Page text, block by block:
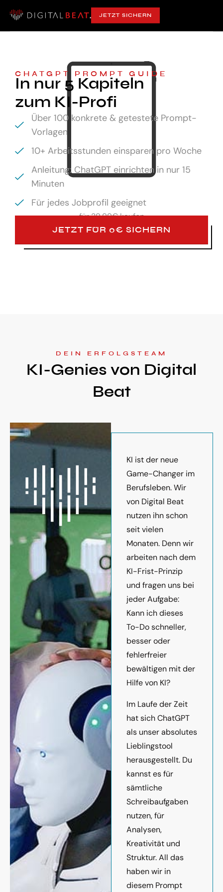
JETZT SICHERN
CHATGPT PROMPT GUIDE
In nur 5 Kapiteln
zum KI-Profi
Über 100 konkrete & getestete Prompt-
Vorlagen
10+ Arbeitsstunden einsparen pro Woche
Anleitung: ChatGPT einrichten in nur 15
Minuten
Für jedes Jobprofil geeignet
für29,99€ kaufen
JETZT FÜR 0€ SICHERN
DEIN ERFOLGSTEAM
KI-Genies von Digital
Beat
KI ist der neue
Game-Changer im
Berufsleben. Wir
von Digital Beat
nutzen ihn schon
seit vielen
Monaten. Denn wir
arbeiten nach dem
KI-Frist-Prinzip
und fragen uns bei
jeder Aufgabe:
Kann ich dieses
To-Do schneller,
besser oder
fehlerfreier
bewältigen mit der
Hilfe von KI?
Im Laufe der Zeit
hat sich ChatGPT
als unser absolutes
Lieblingstool
herausgestellt. Du
kannst es für
sämtliche
Schreibaufgaben
nutzen, für
Analysen,
Kreativität und
Struktur. All das
haben wir in
diesem Prompt